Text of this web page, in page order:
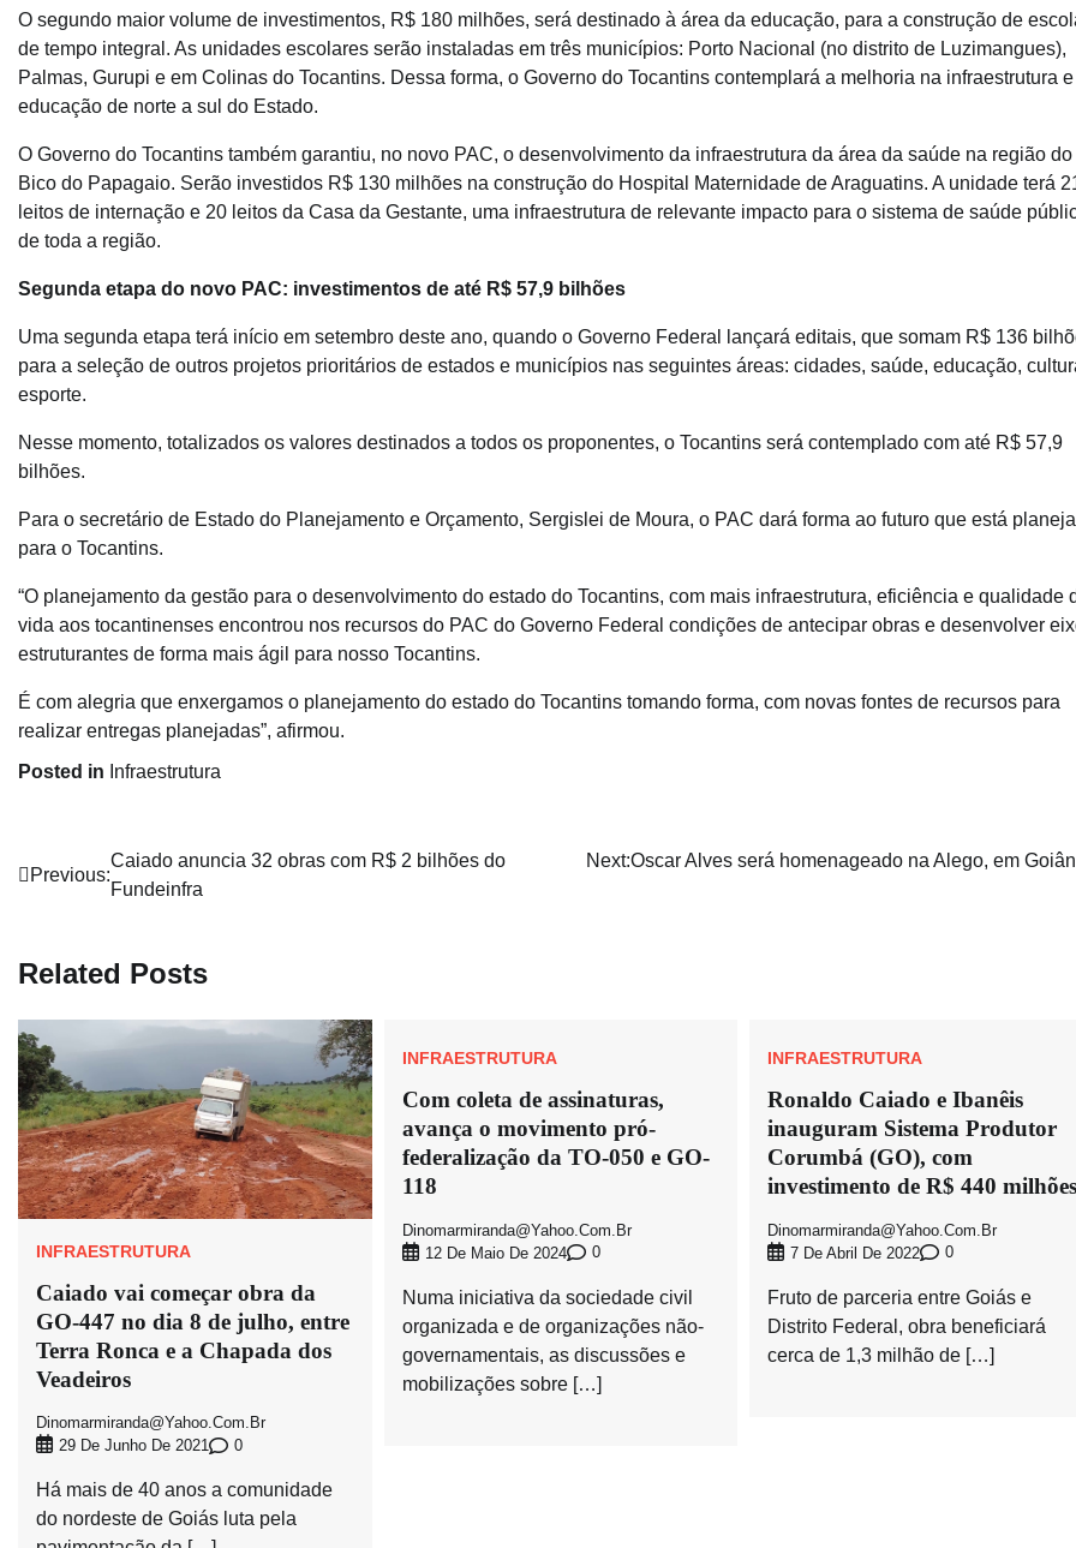
O segundo maior volume de investimentos, R$ 180 milhões, será destinado à área da educação, para a construção de
de tempo integral. As unidades escolares serão instaladas em três municípios: Porto Nacional (no distrito de Luzimangues),
Palmas, Gurupi e em Colinas do Tocantins. Dessa forma, o Governo do Tocantins contemplará a melhoria na infraestrutura
educação de norte a sul do Estado.
O Governo do Tocantins também garantiu, no novo PAC, o desenvolvimento da infraestrutura da área da saúde na região do
Bico do Papagaio. Serão investidos R$ 130 milhões na construção do Hospital Maternidade de Araguatins. A unidade terá
leitos de internação e 20 leitos da Casa da Gestante, uma infraestrutura de relevante impacto para o sistema de saúde
de toda a região.
Segunda etapa do novo PAC: investimentos de até R$ 57,9 bilhões
Uma segunda etapa terá início em setembro deste ano, quando o Governo Federal lançará editais, que somam R$ 136
para a seleção de outros projetos prioritários de estados e municípios nas seguintes áreas: cidades, saúde, educação,
esporte.
Nesse momento, totalizados os valores destinados a todos os proponentes, o Tocantins será contemplado com até R$ 57,9
bilhões.
Para o secretário de Estado do Planejamento e Orçamento, Sergislei de Moura, o PAC dará forma ao futuro que está
para o Tocantins.
“O planejamento da gestão para o desenvolvimento do estado do Tocantins, com mais infraestrutura, eficiência e qualidade
vida aos tocantinenses encontrou nos recursos do PAC do Governo Federal condições de antecipar obras e desenvolver
estruturantes de forma mais ágil para nosso Tocantins.
É com alegria que enxergamos o planejamento do estado do Tocantins tomando forma, com novas fontes de recursos para
realizar entregas planejadas”, afirmou.
Posted in Infraestrutura
Navegação
Previous:
Caiado anuncia 32 obras com R$ 2 bilhões do
Fundeinfra
Next:Oscar Alves será homenageado na Alego, em
Related Posts
INFRAESTRUTURA
Caiado vai começar obra da
GO-447 no dia 8 de julho, entre
Terra Ronca e a Chapada dos
Veadeiros
Dinomarmiranda@yahoo.com.br
29 De Junho De 2021
0
Há mais de 40 anos a comunidade
do nordeste de Goiás luta pela
INFRAESTRUTURA
Com coleta de assinaturas,
avança o movimento pró-
federalização da TO-050 e GO-
118
Dinomarmiranda@yahoo.com.br
12 De Maio De 2024
0
Numa iniciativa da sociedade civil
organizada e de organizações não-
governamentais, as discussões e
mobilizações sobre […]
INFRAESTRUTURA
Ronaldo Caiado e Ibanêis
inauguram Sistema Produtor
Corumbá (GO), com
investimento de R$ 440 milhões
Dinomarmiranda@yahoo.com.br
7 De Abril De 2022
0
Fruto de parceria entre Goiás e
Distrito Federal, obra beneficiará
cerca de 1,3 milhão de […]